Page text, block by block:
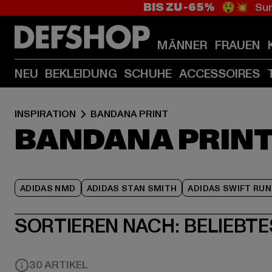
BIS ZU -65% 😲💥
MÄNNER FRAUEN
NEU BEKLEIDUNG SCHUHE ACCESSOIRES
INSPIRATION BANDANA PRINT
BANDANA
ADIDAS NMD ADIDAS STAN SMITH ADIDAS SWIFT RUN
SORTIEREN NACH:
30 ARTIKEL